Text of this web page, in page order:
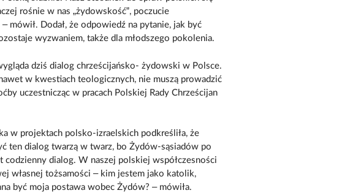
rośnie w nas „żydowskość”, poczucie
mówił. Dodał, że odpowiedź na pytanie, jak być
wyzwaniem, także dla młodszego pokolenia.
dziś dialog chrześcijańsko- żydowski w Polsce.
w kwestiach teologicznych, nie muszą prowadzić
uczestnicząc w pracach Polskiej Rady Chrześcijan
w projektach polsko-izraelskich podkreśliła, że
ten dialog twarzą w twarz, bo Żydów-sąsiadów po
dialog. W naszej polskiej współczesności
własnej tożsamości – kim jestem jako katolik,
być moja postawa wobec Żydów? – mówiła.